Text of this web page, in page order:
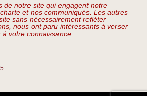
de notre site qui engagent notre
et nos communiqués. Les autres
sans nécessairement refléter
nous ont paru intéressants à verser
votre connaissance.